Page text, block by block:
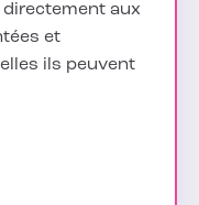
aux
et
ils peuvent